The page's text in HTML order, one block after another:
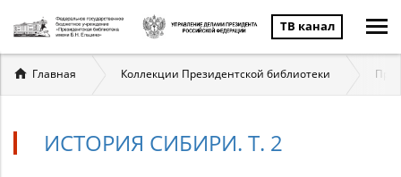
ТВ канал
Вы
здесь
Главная Коллекции Президентской библиотеки
ИСТОРИЯ СИБИРИ. Т. 2